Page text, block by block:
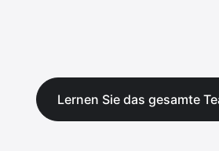
Lernen Sie das gesamte